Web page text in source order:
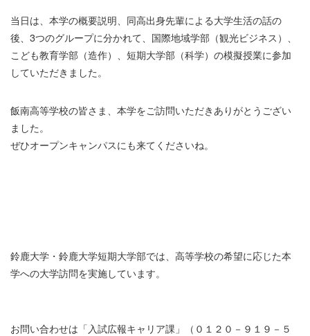
当日は、本学の概要説明、同高出身先輩による大学生活の話の
後、3つのグループに分かれて、国際地域学部（観光ビジネス）、
こども教育学部（造作）、短期大学部（科学）の模擬授業に参加
していただきました。
飯南高等学校の皆さま、本学をご訪問いただきありがとうござい
ました。
ぜひオープンキャンパスにも来てくださいね。
鈴鹿大学・鈴鹿大学短期大学部では、高等学校の希望に応じた本
学への大学訪問を実施しています。
お問い合わせは「入試広報キャリア課」（０１２０－９１９－５